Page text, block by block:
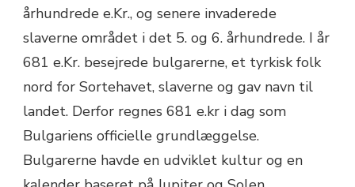
århundrede e.Kr., og senere invaderede
slaverne området i det 5. og 6. århundrede. I år
681 e.Kr. besejrede bulgarerne, et tyrkisk folk
nord for Sortehavet, slaverne og gav navn til
landet. Derfor regnes 681 e.kr i dag som
Bulgariens officielle grundlæggelse.
Bulgarerne havde en udviklet kultur og en